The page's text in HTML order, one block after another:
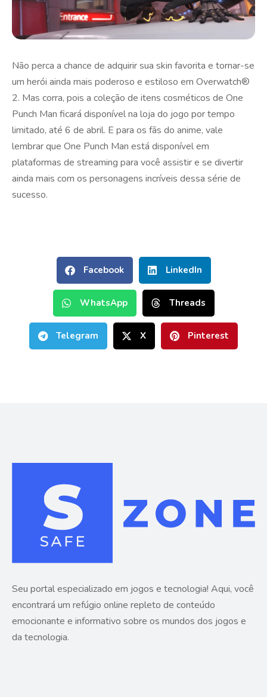
Não perca a chance de adquirir sua skin favorita e tornar-se
um herói ainda mais poderoso e estiloso em Overwatch®
2. Mas corra, pois a coleção de itens cosméticos de One
Punch Man ficará disponível na loja do jogo por tempo
limitado, até 6 de abril. E para os fãs do anime, vale
lembrar que One Punch Man está disponível em
plataformas de streaming para você assistir e se divertir
ainda mais com os personagens incríveis dessa série de
sucesso.
Facebook LinkedIn
WhatsApp Threads
Telegram X Pinterest
Seu portal especializado em jogos e tecnologia! Aqui, você
encontrará um refúgio online repleto de conteúdo
emocionante e informativo sobre os mundos dos jogos e
da tecnologia.